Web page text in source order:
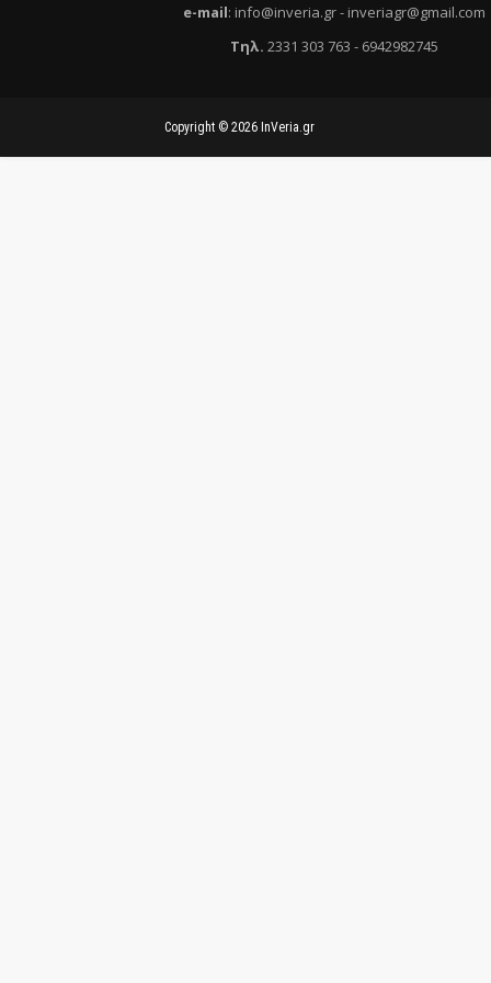
e-mail: info@inveria.gr- inveriagr@gmail.com
Τηλ. 2331 303 763 - 6942982745
Copyright © 2026 InVeria.gr